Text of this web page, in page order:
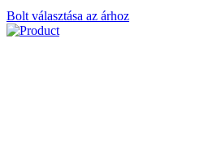
Bolt választása az árhoz